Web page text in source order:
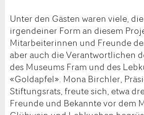
Unter den Gästen waren viele,
irgendeiner Form an diesem
Mitarbeiterinnen und Freunde
aber auch die Verantwortlichen
des Museums Fram und des
«Goldapfel». Mona Birchler,
Stiftungsrats, freute sich, etwa
Freunde und Bekannte vor dem